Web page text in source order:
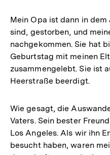
Mein Opa ist dann in
sind, gestorben, und
nachgekommen. Sie hat
Geburtstag mit meinen
zusammengelebt. Sie ist
Heerstraße beerdigt.
Wie gesagt, die
Vaters. Sein bester
Los Angeles. Als wir ihn
besucht haben, waren